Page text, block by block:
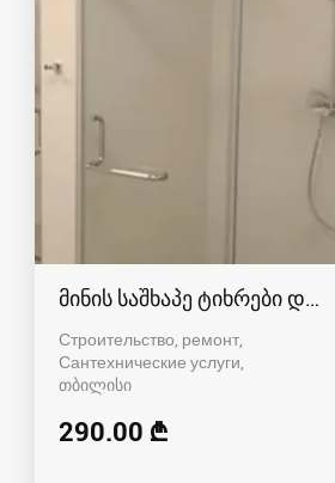
მინის საშხაპე ტიხრები და
Строительство, ремонт,
Сантехнические услуги
თბილისი
290.00 ₾